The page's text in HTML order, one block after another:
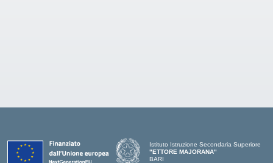
Istituto Istruzione Secondaria Superiore
"ETTORE MAJORANA"
BARI